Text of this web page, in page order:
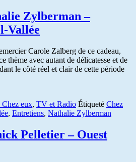
Zylberman –
Vallée
Carole Zalberg de ce cadeau,
thème avec autant de délicatesse et de
le côté réel et clair de cette période
Chez eux, TV et Radio Étiqueté Chez
, Entretiens, Nathalie Zylberman
Pelletier – Ouest